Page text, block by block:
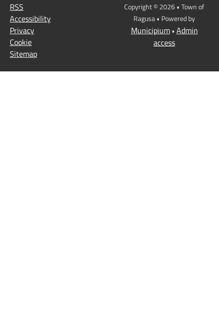
RSS
Accessibility
Privacy
Cookie
Sitemap
Copyright © 2026 • Town of
Ragusa • Powered by
Municipium• Admin
access